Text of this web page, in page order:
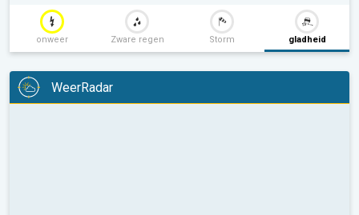
onweer Zware regen Storm gladheid
WeerRadar